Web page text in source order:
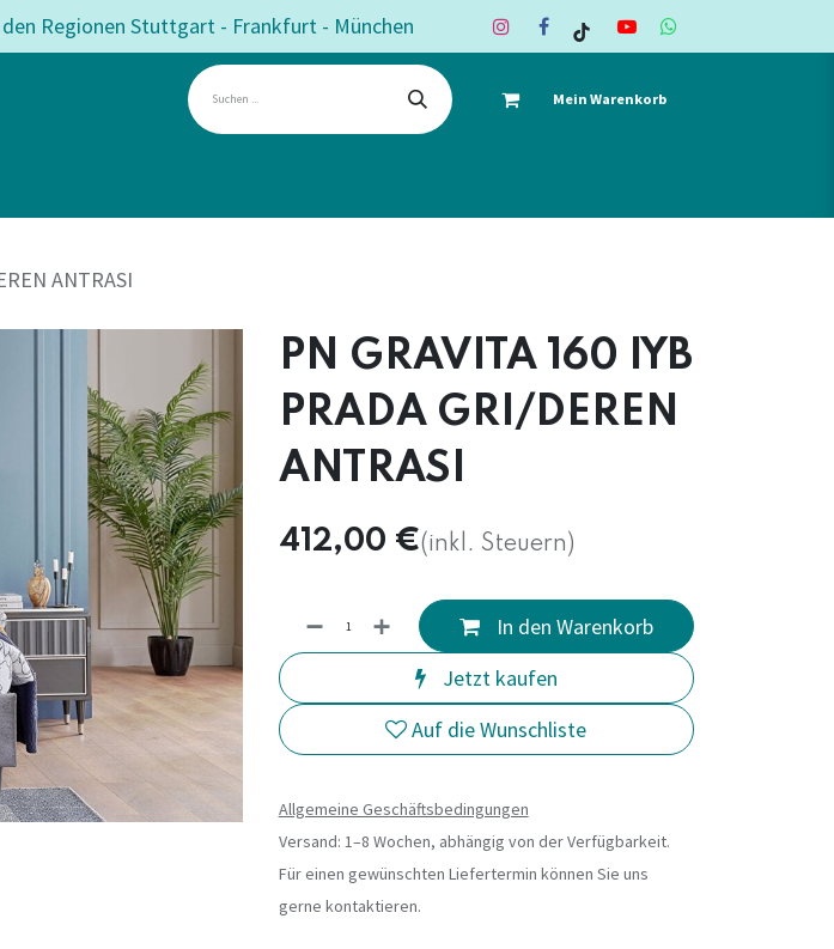
Regionen Stuttgart - Frankfurt - München
Mein Warenkorb
ANTRASI
PN GRAVITA 160 IYB
PRADA GRI/DEREN
ANTRASI
412,00 €(inkl. Steuern)
In den Warenkorb
Jetzt kaufen
Auf die Wunschliste
Allgemeine Geschäftsbedingungen
Versand: 1–8 Wochen, abhängig von der Verfügbarkeit.
Für einen gewünschten Liefertermin können Sie uns
gerne kontaktieren.